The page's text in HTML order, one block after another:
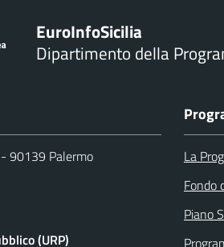
EuroInfoSicilia
Dipartimento della
90139 Palermo
(URP)
La
Fondo
Piano